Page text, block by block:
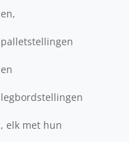
en,
palletstellingen
en
legbordstellingen
, elk met hun